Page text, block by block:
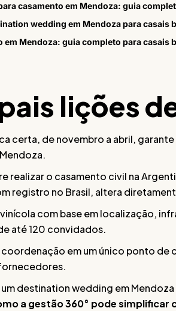
casamento em Mendoza: guia
wedding em Mendoza para casais
em Mendoza: guia completo para casais
lições
certa, de novembro a abril,
realizar o casamento civil na
registro no Brasil, altera
com base em localização,
até 120 convidados.
coordenação em um único ponto
um destination wedding em
a gestão 360° pode simplificar